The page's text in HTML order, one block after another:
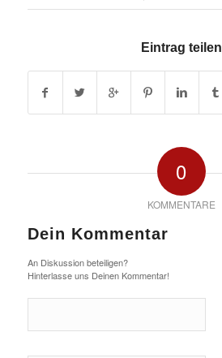
Eintrag teilen
0
KOMMENTARE
Dein Kommentar
An Diskussion beteiligen?
Hinterlasse uns Deinen Kommentar!